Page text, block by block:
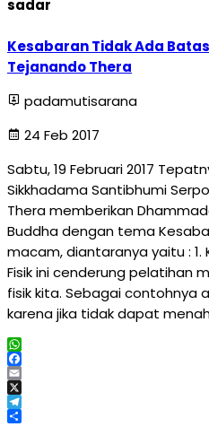
sadar
Kesabaran Tidak Ada
Tejanando Thera
padamutisarana
24 Feb 2017
Sabtu, 19 Februari 2017
Sikkhadama Santibhumi
Thera memberikan
Buddha dengan tema
macam, diantaranya yaitu : 1.
Fisik ini cenderung pelatihan
fisik kita. Sebagai contohnya
karena jika tidak dapat
WhatsApp
Facebook
Email
X
Telegram